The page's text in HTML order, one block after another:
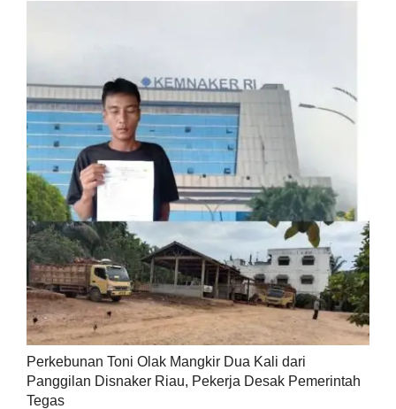
Perkebunan Toni Olak Mangkir Dua Kali dari
Panggilan Disnaker Riau, Pekerja Desak Pemerintah
Tegas